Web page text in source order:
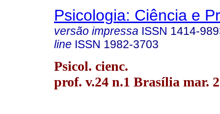
Psicologia: Ciência e
versão impressa ISSN 1414-
line ISSN 1982-3703
Psicol. cienc.
prof. v.24 n.1 Brasília mar.